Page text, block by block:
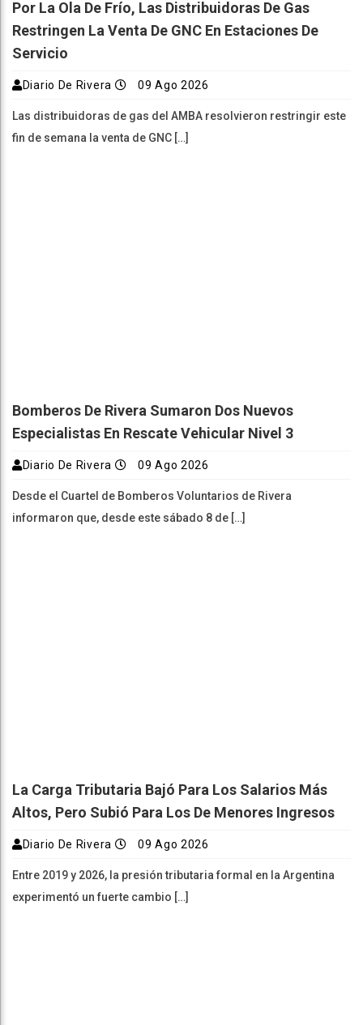
Por La Ola De Frío, Las Distribuidoras De Gas
Restringen La Venta De GNC En Estaciones De
Servicio
Diario De Rivera 09 Ago 2026
Las distribuidoras de gas del AMBA resolvieron restringir este
fin de semana la venta de GNC […]
Bomberos De Rivera Sumaron Dos Nuevos
Especialistas En Rescate Vehicular Nivel 3
Diario De Rivera 09 Ago 2026
Desde el Cuartel de Bomberos Voluntarios de Rivera
informaron que, desde este sábado 8 de […]
La Carga Tributaria Bajó Para Los Salarios Más
Altos, Pero Subió Para Los De Menores Ingresos
Diario De Rivera 09 Ago 2026
Entre 2019 y 2026, la presión tributaria formal en la Argentina
experimentó un fuerte cambio […]